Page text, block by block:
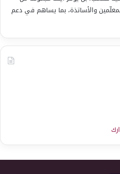
المعلّمين والأساتذة، بما يساهم في دعم